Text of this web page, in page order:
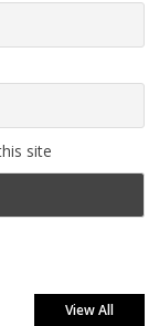
site
View All